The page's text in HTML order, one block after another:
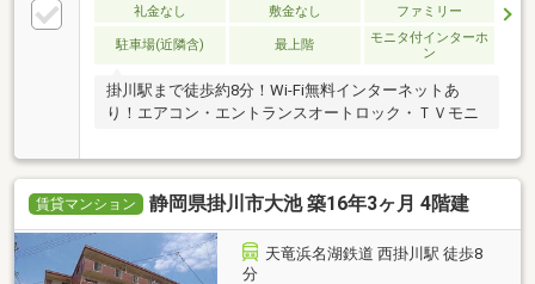
礼金なし 敷金なし ファミリー
駐車場(近隣含) 最上階
モニタ付インターホ
ン
掛川駅まで徒歩約8分！Wi-Fi無料インターネットあ
り！エアコン・エントランスオートロック・ＴＶモニ
賃貸マンション 静岡県掛川市大池 築16年3ヶ月 4階建
天竜浜名湖鉄道 西掛川駅 徒歩8
分